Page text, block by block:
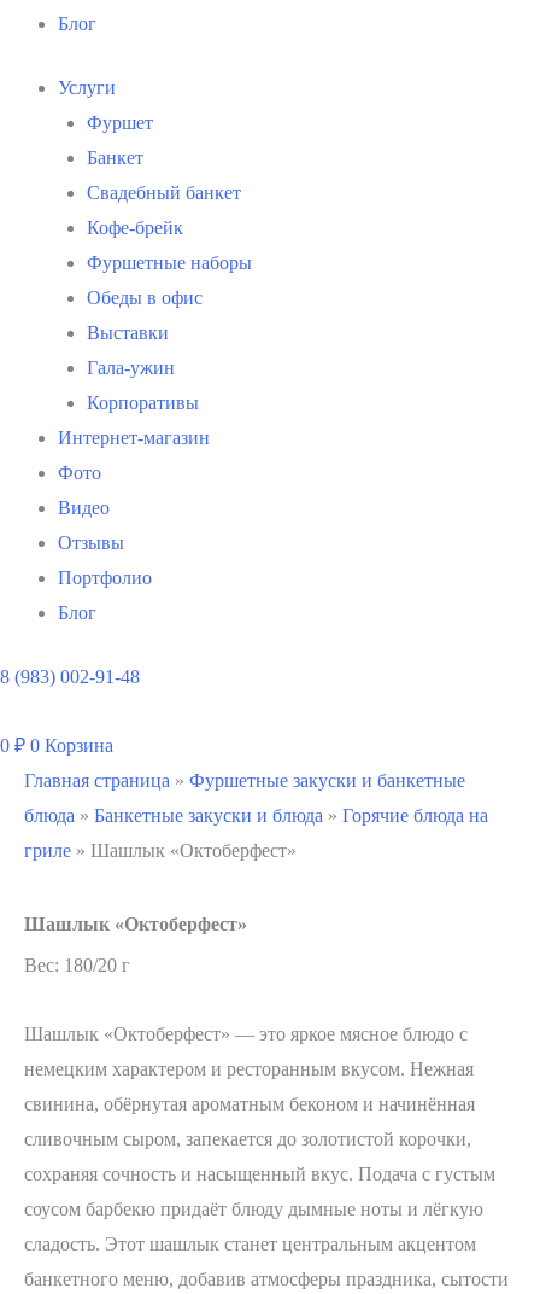
Блог
Услуги
Фуршет
Банкет
Свадебный банкет
Кофе-брейк
Фуршетные наборы
Обеды в офис
Выставки
Гала-ужин
Корпоративы
Интернет-магазин
Фото
Видео
Отзывы
Портфолио
Блог
8 (983) 002-91-48
0 ₽ 0 Корзина
Главная страница » Фуршетные закуски и банкетные
блюда » Банкетные закуски и блюда » Горячие блюда на
гриле » Шашлык «Октоберфест»
Шашлык «Октоберфест»
Вес: 180/20 г
Шашлык «Октоберфест» — это яркое мясное блюдо с
немецким характером и ресторанным вкусом. Нежная
свинина, обёрнутая ароматным беконом и начинённая
сливочным сыром, запекается до золотистой корочки,
сохраняя сочность и насыщенный вкус. Подача с густым
соусом барбекю придаёт блюду дымные ноты и лёгкую
сладость. Этот шашлык станет центральным акцентом
банкетного меню, добавив атмосферы праздника, сытости